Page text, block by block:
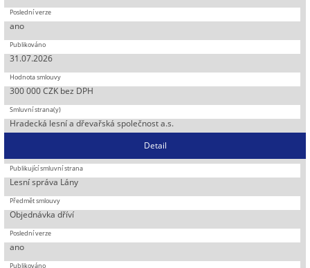
ano
31.07.2026
300 000 CZK bez DPH
Hradecká lesní a dřevařská společnost a.s.
Detail
Lesní správa Lány
Objednávka dříví
ano